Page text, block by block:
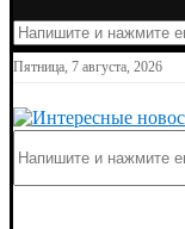
Пятница, 7 августа, 2026